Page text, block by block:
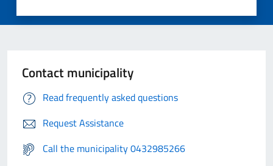
Contact municipality
Read frequently asked questions
Request Assistance
Call the municipality 0432985266